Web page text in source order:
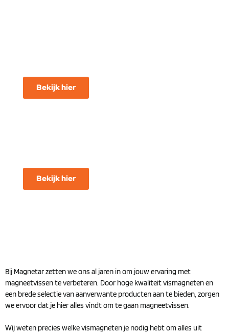
Bekijk hier
Bekijk hier
Bij Magnetar zetten we ons al jaren in om jouw ervaring met
magneetvissen te verbeteren. Door hoge kwaliteit vismagneten en
een brede selectie van aanverwante producten aan te bieden, zorgen
we ervoor dat je hier alles vindt om te gaan magneetvissen.
Wij weten precies welke vismagneten je nodig hebt om alles uit